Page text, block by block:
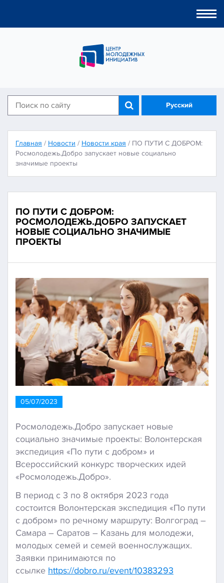
Русский
Главная / Новости / Новости края / ПО ПУТИ С ДОБРОМ:
Росмолодежь.Добро запускает новые социально
значимые проекты
ПО ПУТИ С ДОБРОМ:
РОСМОЛОДЕЖЬ.ДОБРО ЗАПУСКАЕТ
НОВЫЕ СОЦИАЛЬНО ЗНАЧИМЫЕ
ПРОЕКТЫ
05/07/2023
Росмолодежь.Добро запускает новые
социально значимые проекты: Волонтерская
экспедиция «По пути с добром» и
Всероссийский конкурс творческих идей
«Росмолодежь.Добро».
В период с 3 по 8 октября 2023 года
состоится Волонтерская экспедиция «По пути
с добром» по речному маршруту: Волгоград –
Самара – Саратов – Казань для молодежи,
молодых семей и семей военнослужащих.
Заявки принимаются по
ссылке https://dobro.ru/event/10383293